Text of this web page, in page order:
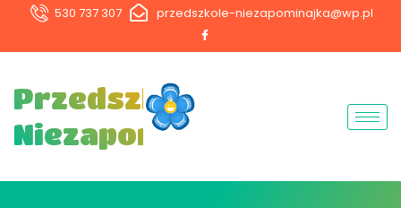
530 737 307 przedszkole-niezapominajka@wp.pl
Przedszkole
Niezapominajka